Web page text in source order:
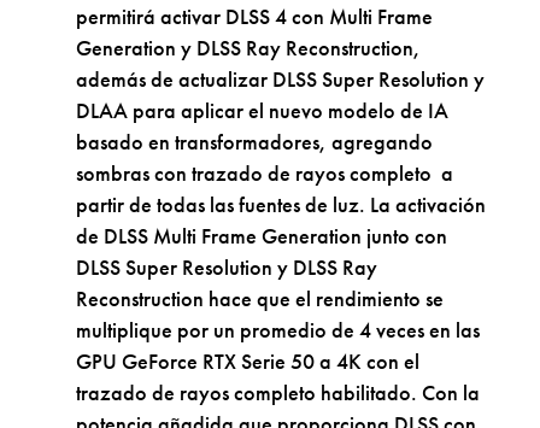
permitirá activar DLSS 4 con Multi Frame
Generation y DLSS Ray Reconstruction,
además de actualizar DLSS Super Resolution y
DLAA para aplicar el nuevo modelo de IA
basado en transformadores, agregando
sombras con trazado de rayos completo a
partir de todas las fuentes de luz. La activación
de DLSS Multi Frame Generation junto con
DLSS Super Resolution y DLSS Ray
Reconstruction hace que el rendimiento se
multiplique por un promedio de 4 veces en las
GPU GeForce RTX Serie 50 a 4K con el
trazado de rayos completo habilitado. Con la